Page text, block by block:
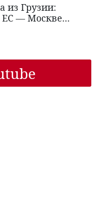
из Грузии:
ЕС — Москве...